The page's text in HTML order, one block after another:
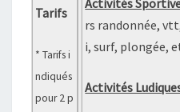
Tarifs
* Tarifs i
ndiqués
pour 2 p
Activités
rs randonnée,
i, surf, plongée,
Activités